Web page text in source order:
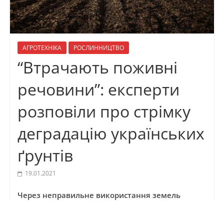
АГРОТЕХНІКА РОСЛИННИЦТВО
“Втрачають поживні
речовини”: експерти
розповіли про стрімку
деградацію українських
ґрунтів
19.01.2021
Через неправильне використання земель